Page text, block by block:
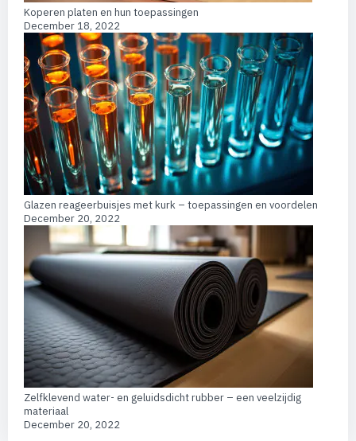
Koperen platen en hun toepassingen
December 18, 2022
Glazen reageerbuisjes met kurk – toepassingen en voordelen
December 20, 2022
Zelfklevend water- en geluidsdicht rubber – een veelzijdig
materiaal
December 20, 2022